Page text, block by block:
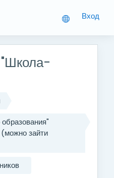
Вход
"Школа-
зайти